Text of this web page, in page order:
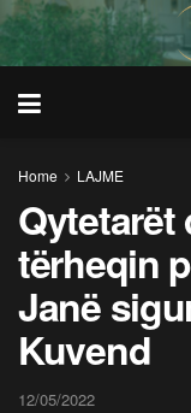
Home LAJME
Qytetarët
tërheqin
Janë
Kuvend
12/05/2022